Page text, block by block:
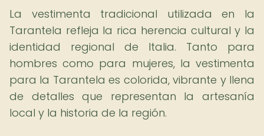
La vestimenta tradicional utilizada en la
Tarantela refleja la rica herencia cultural y la
identidad regional de Italia. Tanto para
hombres como para mujeres, la vestimenta
para la Tarantela es colorida, vibrante y llena
de detalles que representan la artesanía
local y la historia de la región.